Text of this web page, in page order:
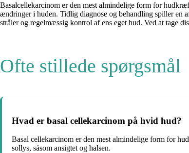
Basalcellekarcinom er den mest almindelige form for
ændringer i huden. Tidlig diagnose og behandling spiller en
stråler og regelmæssig kontrol af ens eget hud. Ved at tage
Ofte stillede spørgsmål
Hvad er basal cellekarcinom på hvid hud?
Basal cellekarcinom er den mest almindelige form for
sollys, såsom ansigtet og halsen.